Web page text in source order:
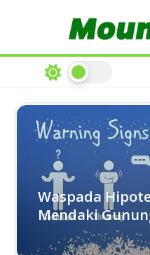
Waspada
Mendaki